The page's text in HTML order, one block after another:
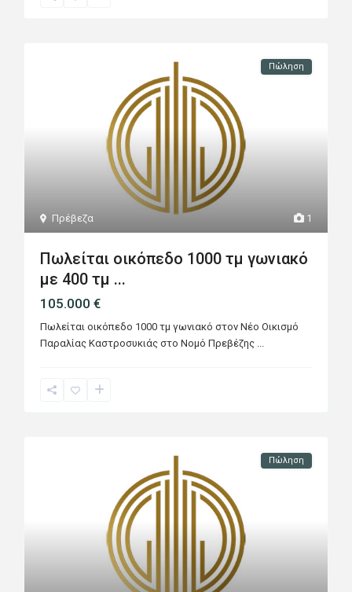
1
Πρέβεζα
Πώληση
Πωλείται οικόπεδο 1000 τμ γωνιακό
με 400 τμ ...
105.000 €
Πωλείται οικόπεδο 1000 τμ γωνιακό στον Νέο Οικισμό
Παραλίας Καστροσυκιάς στο Νομό Πρεβέζης ...
Πώληση